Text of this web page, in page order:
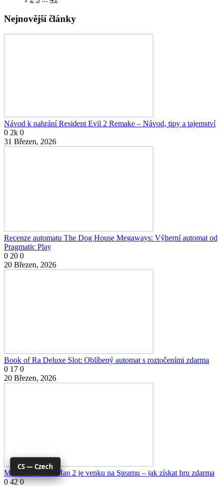
Nejnovější články
Návod k nahrání Resident Evil 2 Remake – Návod, tipy a tajemství
0 2k 0
31 Březen, 2026
Recenze automatu The Dog House Megaways: Výherní automat od
Pragmatic Play
0 20 0
20 Březen, 2026
Book of Ra Deluxe Slot: Oblíbený automat s roztočeními zdarma
0 17 0
20 Březen, 2026
Marvel's Spider-Man 2 je venku na Steamu – jak získat hru zdarma
0 42 0
CS — Czech